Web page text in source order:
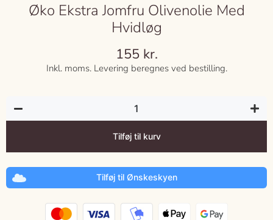
Øko Ekstra Jomfru Olivenolie Med
Hvidløg
155 kr.
Inkl. moms. Levering beregnes ved bestilling.
Tilføj til kurv
Tilføj til Ønskeskyen